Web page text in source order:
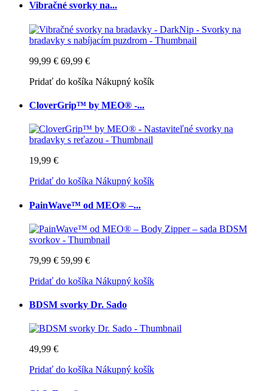
Vibračné svorky na...
99,99 € 69,99 €
Pridať do košíka Nákupný košík
CloverGrip™ by MEO® -...
19,99 €
Pridať do košíka Nákupný košík
PainWave™ od MEO® –...
79,99 € 59,99 €
Pridať do košíka Nákupný košík
BDSM svorky Dr. Sado
49,99 €
Pridať do košíka Nákupný košík